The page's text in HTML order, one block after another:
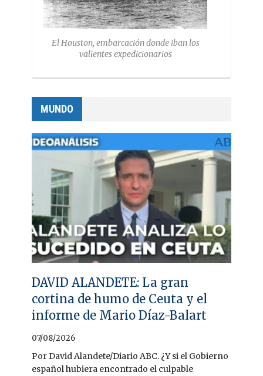
El Houston, embarcación donde iban los
valientes expedicionarios
MUNDO
DAVID ALANDETE: La gran
cortina de humo de Ceuta y el
informe de Mario Díaz-Balart
07/08/2026
Por David Alandete/Diario ABC. ¿Y si el Gobierno
español hubiera encontrado el culpable